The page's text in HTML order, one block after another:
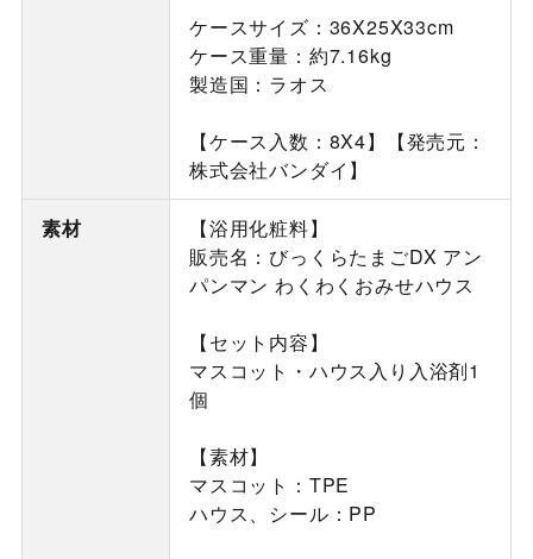
ケースサイズ：36X25X33cm
ケース重量：約7.16kg
製造国：ラオス
【ケース入数：8X4】【発売元：
株式会社バンダイ】
素材
【浴用化粧料】
販売名：びっくらたまごDX アン
パンマン わくわくおみせハウス
【セット内容】
マスコット・ハウス入り入浴剤1
個
【素材】
マスコット：TPE
ハウス、シール：PP